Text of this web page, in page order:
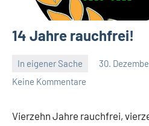
14 Jahre rauchfrei!
In eigener Sache 30.
Keine Kommentare
Vierzehn Jahre rauchfrei,